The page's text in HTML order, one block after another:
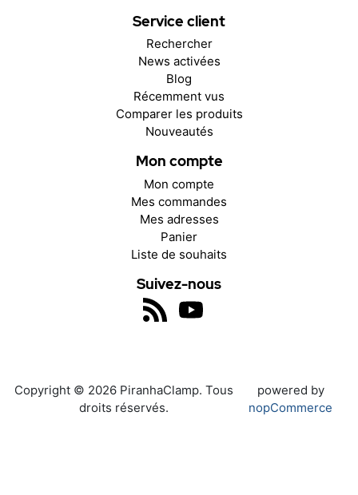
Service client
Rechercher
News activées
Blog
Récemment vus
Comparer les produits
Nouveautés
Mon compte
Mon compte
Mes commandes
Mes adresses
Panier
Liste de souhaits
Suivez-nous
Copyright © 2026 PiranhaClamp. Tous
droits réservés.
powered by
nopCommerce